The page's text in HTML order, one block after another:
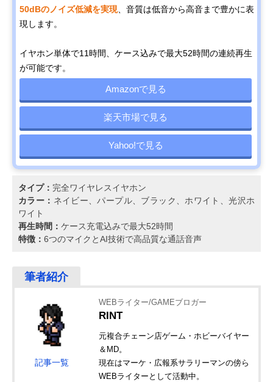
50dBのノイズ低減を実現、音質は低音から高音まで豊かに表
現します。
イヤホン単体で11時間、ケース込みで最大52時間の連続再生
が可能です。
Amazonで見る
楽天市場で見る
Yahoo!で見る
タイプ： 完全ワイヤレスイヤホン
カラー： ネイビー、パープル、ブラック、ホワイト、光沢ホ
ワイト
再生時間： ケース充電込みで最大52時間
特徴： 6つのマイクとAI技術で高品質な通話音声
記事一覧
WEBライター/GAMEブロガー
RINT
元複合チェーン店ゲーム・ホビーバイヤー
＆MD。
現在はマーケ・広報系サラリーマンの傍ら
WEBライターとして活動中。